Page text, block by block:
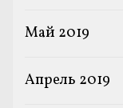
Май 2019
Апрель 2019